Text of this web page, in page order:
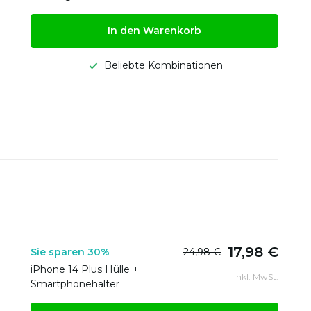
In den Warenkorb
Beliebte Kombinationen
Sie sparen 30% 24,98 € 17,98 €
iPhone 14 Plus Hülle +
Smartphonehalter
Inkl. MwSt.